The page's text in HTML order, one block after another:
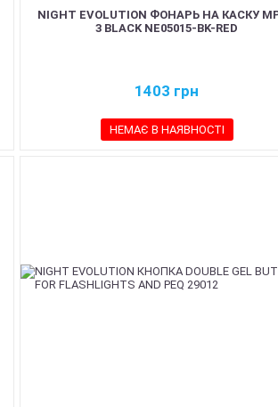
NIGHT EVOLUTION ФОНАРЬ НА КАСКУ
3 BLACK NE05015-BK-RED
1403 грн
НЕМАЄ В НАЯВНОСТІ